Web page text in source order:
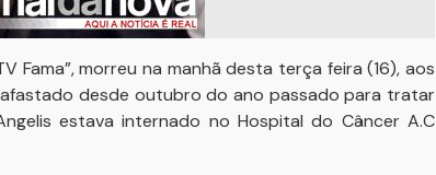
Fama”, morreu na manhã desta terça feira (16), aos
desde outubro do ano passado para tratar
estava internado no Hospital do Câncer A.C